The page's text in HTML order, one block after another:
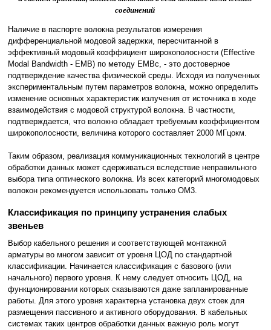
соединений
Наличие в паспорте волокна результатов измерения
дифференциальной модовой задержки, пересчитанной в
эффективный модовый коэффициент широкополосности (Effective
Modal Bandwidth - EMB) по методу EMBc, - это достоверное
подтверждение качества физической среды. Исходя из полученных
экспериментальным путем параметров волокна, можно определить
изменение основных характеристик излучения от источника в ходе
взаимодействия с модовой структурой волокна. В частности,
подтверждается, что волокно обладает требуемым коэффициентом
широкополосности, величина которого составляет 2000 МГцoкм.
Таким образом, реализация коммуникационных технологий в центре
обработки данных может сдерживаться вследствие неправильного
выбора типа оптического волокна. Из всех категорий многомодовых
волокон рекомендуется использовать только OM3.
Классификация по принципу устранения слабых
звеньев
Выбор кабельного решения и соответствующей монтажной
арматуры во многом зависит от уровня ЦОД по стандартной
классификации. Начинается классификация с базового (или
начального) первого уровня. К нему следует относить ЦОД, на
функционировании которых сказываются даже запланированные
работы. Для этого уровня характерна установка двух стоек для
размещения пассивного и активного оборудования. В кабельных
системах таких центров обработки данных важную роль могут